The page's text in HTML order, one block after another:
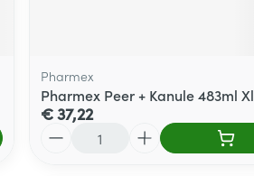
Pharmex
Pharmex Peer + Kanule 483ml Xl
€ 37,22